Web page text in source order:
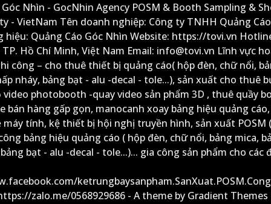
Nhìn - GocNhin Agency POSM & Booth Sampling &
- VietNam Tên doanh nghiệp: Công ty TNHH Quảng
Quảng Cáo Góc Nhìn Website: https://tovi.vn
Hồ Chí Minh, Việt Nam Email: info@tovi.vn Lĩnh vực
công – cho thuê thiết bị quảng cáo( hộp đèn, chữ nổi,
nháy, bảng bạt - alu -decal - tole...), sản xuất cho thuê
photobooth -quay video sản phẩm 3D , thuê quầy
bán hàng gấp gọn, manocanh xoay bảng hiệu quảng
tính, kệ thiết bị hội nghị truyền hình, sản xuất POSM
bảng hiệu quảng cáo ( hộp đèn, chữ nổi, bảng mica,
bạt - alu -decal - tole...)... gia công sản phẩm cho các
zalo.me/0568929686 - A theme by Gradient